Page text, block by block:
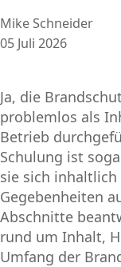
Posted
by:
Mike Schneider
05 Juli 2026
Ja, die
problemlos als
Betrieb
Schulung ist
sie sich
Gegebenheiten
Abschnitte
rund um Inhalt,
Umfang der